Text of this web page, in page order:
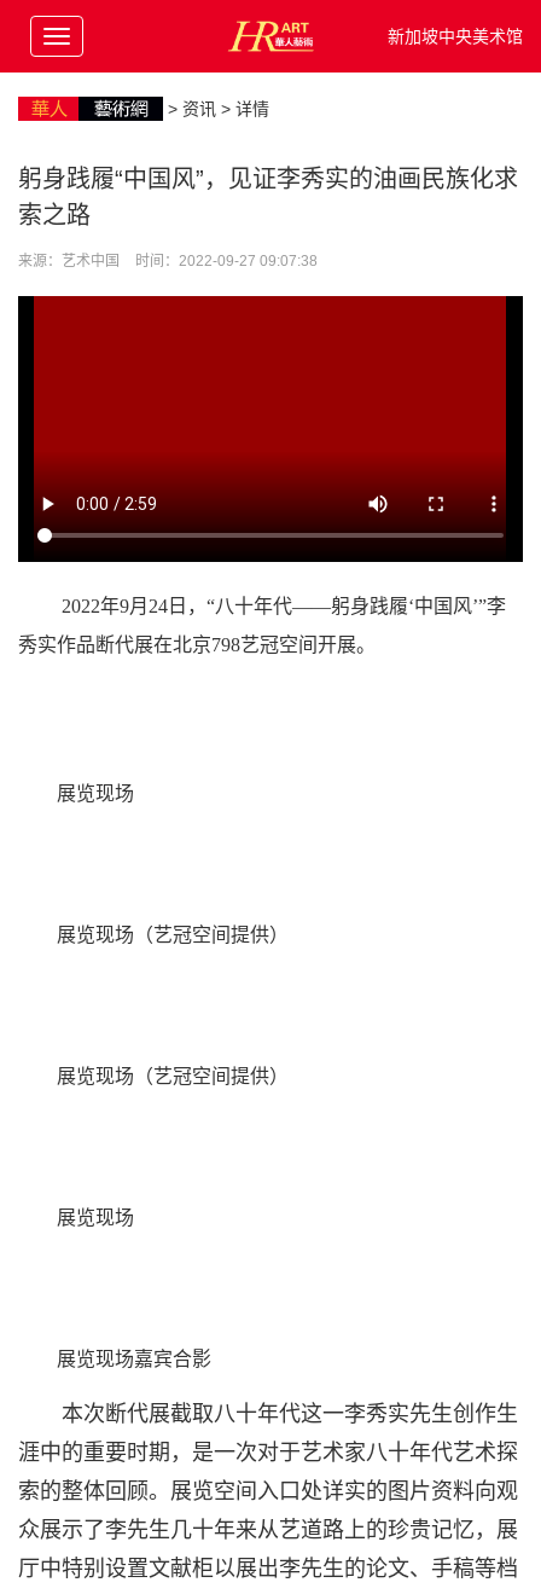
新加坡中央美术馆
> 资讯 > 详情
躬身践履“中国风”，见证李秀实的油画民族化求
索之路
来源：艺术中国 时间：2022-09-27 09:07:38
2022年9月24日，“八十年代——躬身践履‘中国风’”李
秀实作品断代展在北京798艺冠空间开展。
展览现场
展览现场（艺冠空间提供）
展览现场（艺冠空间提供）
展览现场
展览现场嘉宾合影
本次断代展截取八十年代这一李秀实先生创作生
涯中的重要时期，是一次对于艺术家八十年代艺术探
索的整体回顾。展览空间入口处详实的图片资料向观
众展示了李先生几十年来从艺道路上的珍贵记忆，展
厅中特别设置文献柜以展出李先生的论文、手稿等档